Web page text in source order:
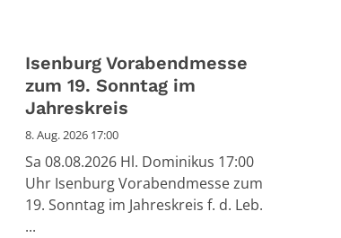
Isenburg Vorabendmesse
zum 19. Sonntag im
Jahreskreis
8. Aug. 2026 17:00
Sa 08.08.2026 Hl. Dominikus 17:00
Uhr Isenburg Vorabendmesse zum
19. Sonntag im Jahreskreis f. d. Leb.
...